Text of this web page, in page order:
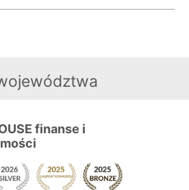
finanse i